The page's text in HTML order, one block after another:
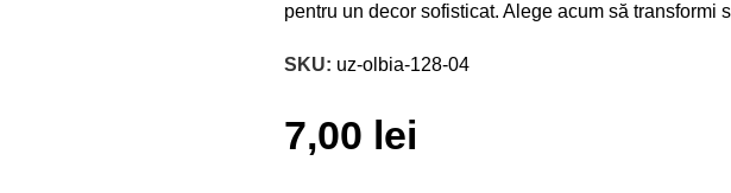
pentru un decor sofisticat. Alege acum să transformi
SKU: uz-olbia-128-04
7,00 lei